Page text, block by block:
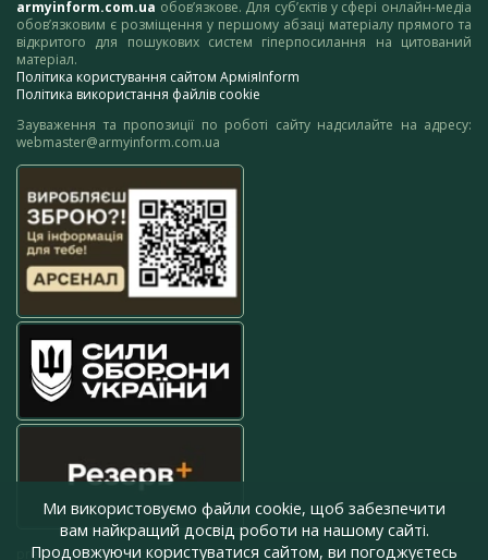
armyinform.com.ua обов’язкове. Для суб’єктів у сфері онлайн-медіа
обов’язковим є розміщення у першому абзаці матеріалу прямого та
відкритого для пошукових систем гіперпосилання на цитований
матеріал.
Політика користування сайтом АрміяInform
Політика використання файлів cookie
Зауваження та пропозиції по роботі сайту надсилайте на адресу:
webmaster@armyinform.com.ua
press@armyinform.com.ua
Ми використовуємо файли cookie, щоб забезпечити
вам найкращий досвід роботи на нашому сайті.
Продовжуючи користуватися сайтом, ви погоджуєтесь